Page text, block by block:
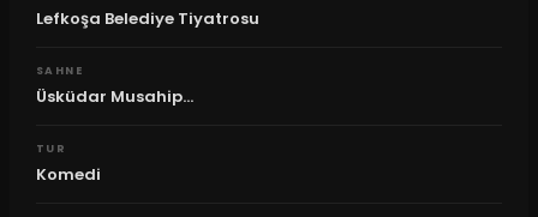
Lefkoşa Belediye Tiyatrosu
SAHNE
Üsküdar Musahip...
TUR
Komedi